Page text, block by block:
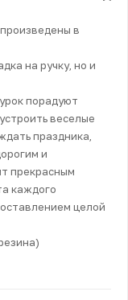
в
на ручку, но и
порадуют
веселые
праздника,
и
прекрасным
каждого
целой